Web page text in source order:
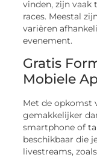
vinden, zijn vaak
races. Meestal
variëren
evenement.
Gratis
Mobiele
Met de opkomst
gemakkelijker
smartphone of
beschikbaar die
livestreams,